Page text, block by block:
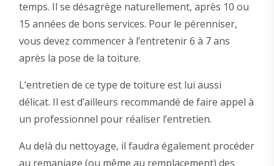
temps. Il se désagrège naturellement, après 10 ou
15 années de bons services. Pour le pérenniser,
vous devez commencer à l’entretenir 6 à 7 ans
après la pose de la toiture.
L’entretien de ce type de toiture est lui aussi
délicat. Il est d’ailleurs recommandé de faire appel à
un professionnel pour réaliser l’entretien.
Au delà du nettoyage, il faudra également procéder
au remaniage (ou même au remplacement) des